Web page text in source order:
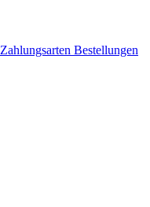
Zahlungsarten Bestellungen